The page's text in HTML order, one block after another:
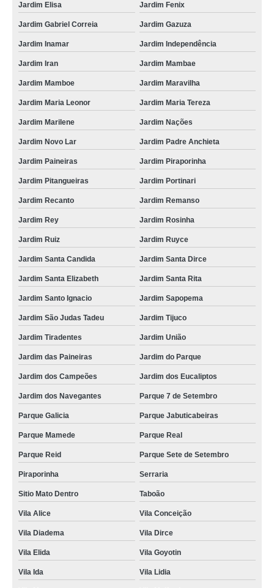
Jardim Elisa Jardim Fenix
Jardim Gabriel Correia Jardim Gazuza
Jardim Inamar Jardim Independência
Jardim Iran Jardim Mambae
Jardim Mamboe Jardim Maravilha
Jardim Maria Leonor Jardim Maria Tereza
Jardim Marilene Jardim Nações
Jardim Novo Lar Jardim Padre Anchieta
Jardim Paineiras Jardim Piraporinha
Jardim Pitangueiras Jardim Portinari
Jardim Recanto Jardim Remanso
Jardim Rey Jardim Rosinha
Jardim Ruiz Jardim Ruyce
Jardim Santa Candida Jardim Santa Dirce
Jardim Santa Elizabeth Jardim Santa Rita
Jardim Santo Ignacio Jardim Sapopema
Jardim São Judas Tadeu Jardim Tijuco
Jardim Tiradentes Jardim União
Jardim das Paineiras Jardim do Parque
Jardim dos Campeões Jardim dos Eucaliptos
Jardim dos Navegantes Parque 7 de Setembro
Parque Galicia Parque Jabuticabeiras
Parque Mamede Parque Real
Parque Reid Parque Sete de Setembro
Piraporinha Serraria
Sitio Mato Dentro Taboão
Vila Alice Vila Conceição
Vila Diadema Vila Dirce
Vila Elida Vila Goyotin
Vila Ida Vila Lidia